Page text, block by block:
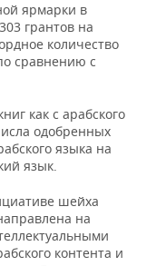
ярмарки в
грантов на
количество
сравнению с
как с арабского
одобренных
языка на
язык.
шейха
на
контента и